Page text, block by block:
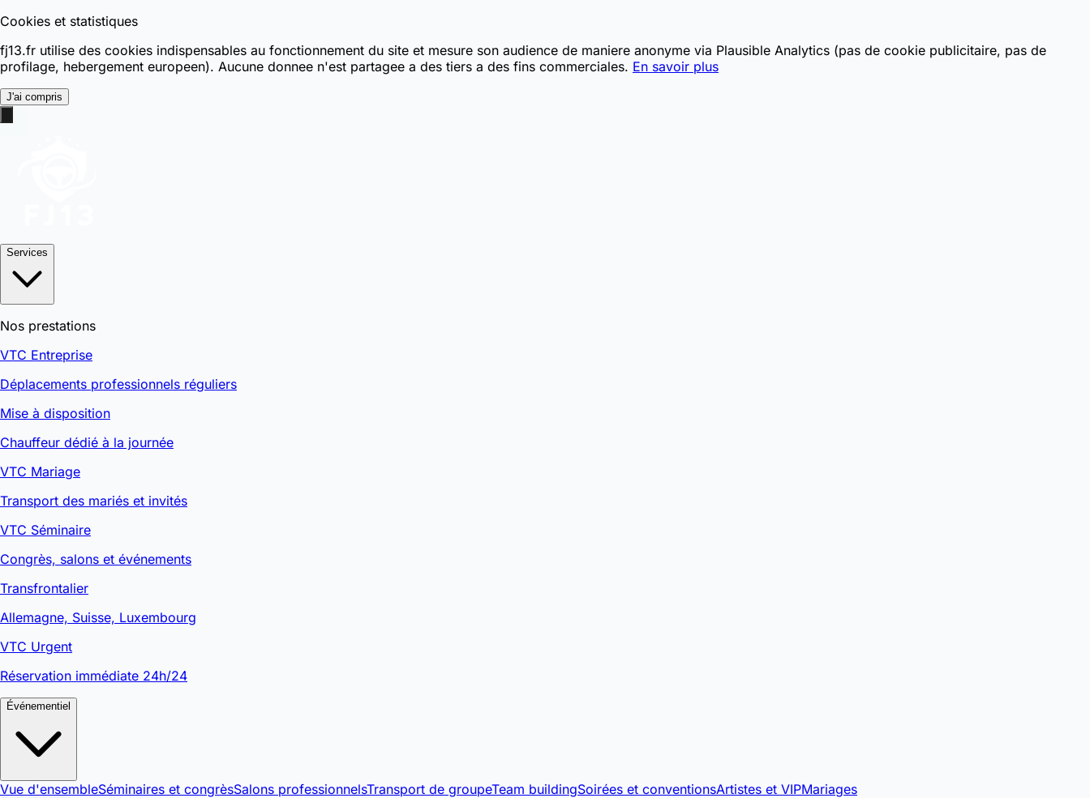
Cookies et statistiques
fj13.fr utilise des cookies indispensables au fonctionnement du site et mesure son audience de maniere anonyme via Plausible Analytics (pas de cookie publicitaire, pas de
profilage, hebergement europeen). Aucune donnee n'est partagee a des tiers a des fins commerciales. En savoir plus
J'ai compris
Services
Nos prestations
VTC Entreprise
Déplacements professionnels réguliers
Mise à disposition
Chauffeur dédié à la journée
VTC Mariage
Transport des mariés et invités
VTC Séminaire
Congrès, salons et événements
Transfrontalier
Allemagne, Suisse, Luxembourg
VTC Urgent
Réservation immédiate 24h/24
Événementiel
Vue d'ensembleSéminaires et congrèsSalons professionnelsTransport de groupeTeam buildingSoirées et conventionsArtistes et VIPMariages